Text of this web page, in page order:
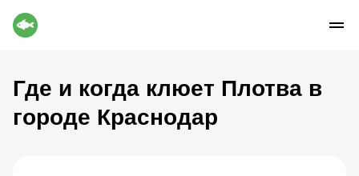
Где и когда клюет Плотва в
городе Краснодар